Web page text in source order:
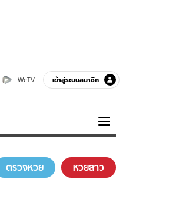
WeTV เข้าสู่ระบบสมาชิก
ความรู้รอบตัว
ฮาวทู
ตรวจหวย หวยลาว